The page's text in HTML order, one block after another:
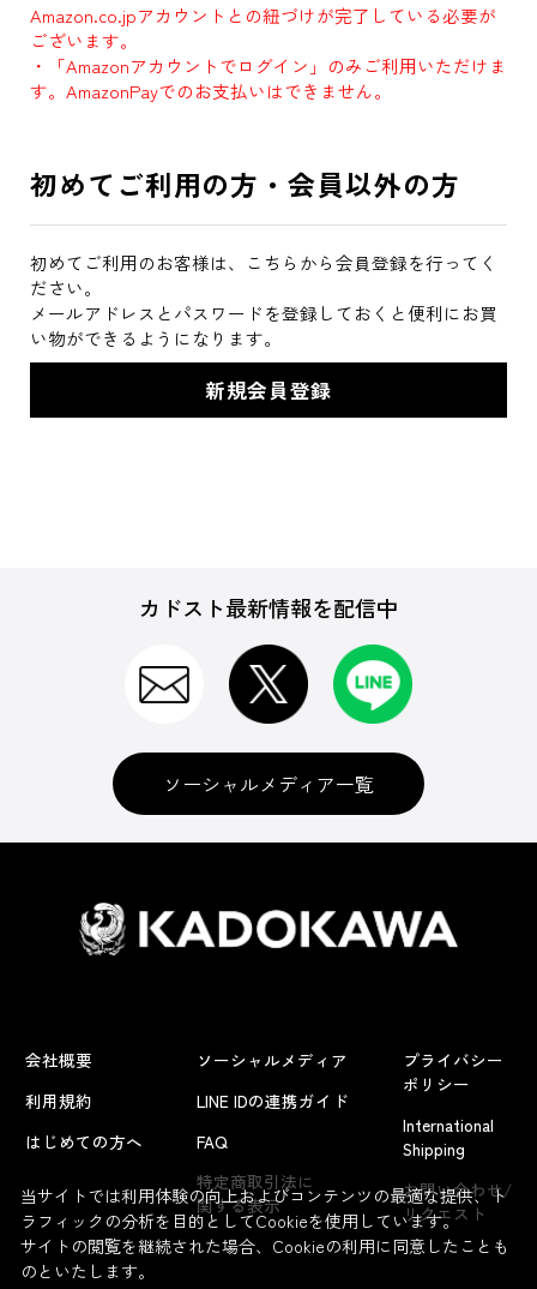
Amazon.co.jpアカウントとの紐づけが完了している必要が
ございます。
・「Amazonアカウントでログイン」のみご利用いただけま
す。AmazonPayでのお支払いはできません。
初めてご利用の方・会員以外の方
初めてご利用のお客様は、こちらから会員登録を行ってく
ださい。
メールアドレスとパスワードを登録しておくと便利にお買
い物ができるようになります。
カドスト最新情報を配信中
ソーシャルメディア一覧
会社概要
利用規約
はじめての方へ
ソーシャルメディア
LINE IDの連携ガイド
FAQ
特定商取引法に
関する表示
プライバシー
ポリシー
International
Shipping
お問い合わせ/
リクエスト
当サイトでは利用体験の向上およびコンテンツの最適な提供、ト
ラフィックの分析を目的としてCookieを使用しています。
サイトの閲覧を継続された場合、Cookieの利用に同意したことも
のといたします。